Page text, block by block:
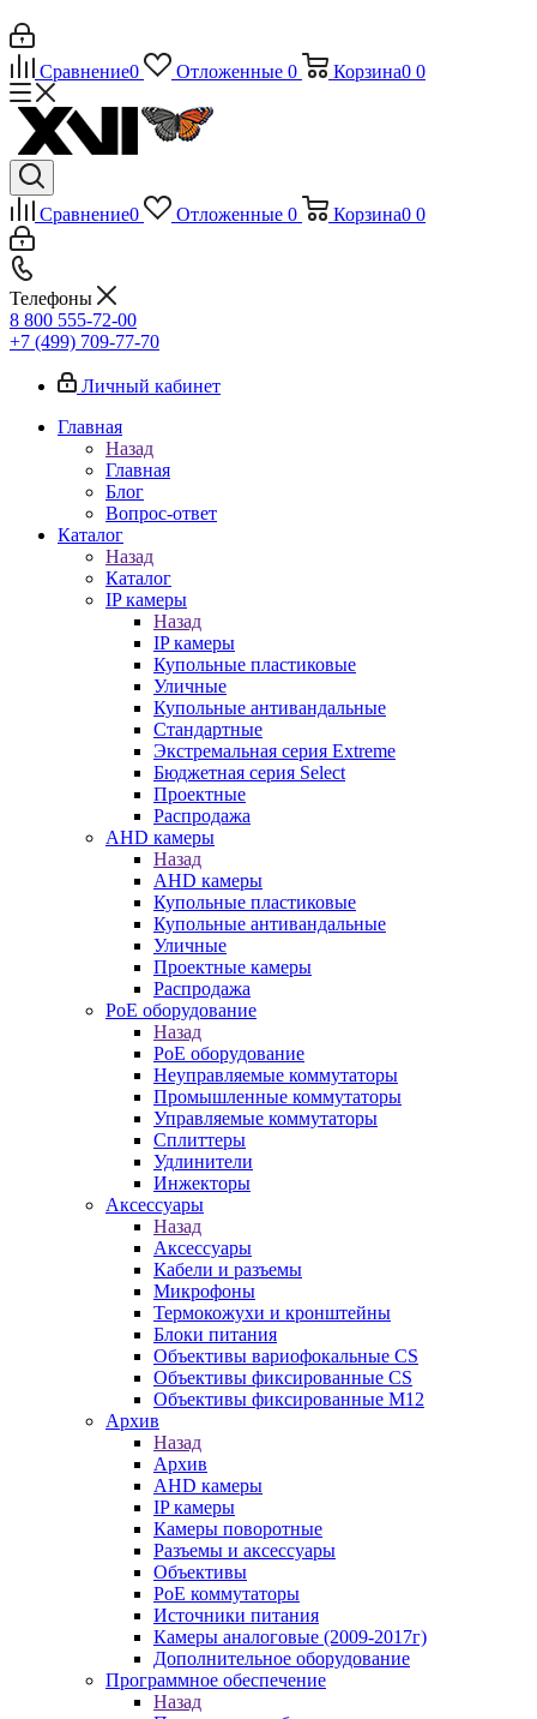
Сравнение0 Отложенные 0 Корзина0 0
Сравнение0 Отложенные 0 Корзина0 0
Телефоны
8 800 555-72-00
+7 (499) 709-77-70
Личный кабинет
Главная
Назад
Главная
Блог
Вопрос-ответ
Каталог
Назад
Каталог
IP камеры
Назад
IP камеры
Купольные пластиковые
Уличные
Купольные антивандальные
Стандартные
Экстремальная серия Extreme
Бюджетная серия Select
Проектные
Распродажа
AHD камеры
Назад
AHD камеры
Купольные пластиковые
Купольные антивандальные
Уличные
Проектные камеры
Распродажа
PoE оборудование
Назад
PoE оборудование
Неуправляемые коммутаторы
Промышленные коммутаторы
Управляемые коммутаторы
Сплиттеры
Удлинители
Инжекторы
Аксессуары
Назад
Аксессуары
Кабели и разъемы
Микрофоны
Термокожухи и кронштейны
Блоки питания
Объективы вариофокальные CS
Объективы фиксированные CS
Объективы фиксированные М12
Архив
Назад
Архив
AHD камеры
IP камеры
Камеры поворотные
Разъемы и аксессуары
Объективы
PoE коммутаторы
Источники питания
Камеры аналоговые (2009-2017г)
Дополнительное оборудование
Программное обеспечение
Назад